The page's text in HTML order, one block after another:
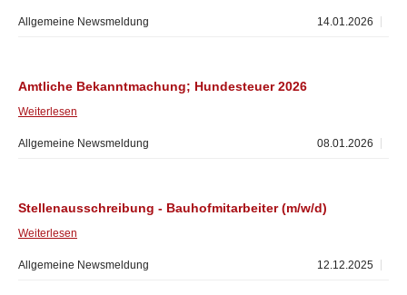
14.01.2026
Allgemeine Newsmeldung
Amtliche Bekanntmachung; Hundesteuer 2026
Weiterlesen
08.01.2026
Allgemeine Newsmeldung
Stellenausschreibung - Bauhofmitarbeiter (m/w/d)
Weiterlesen
12.12.2025
Allgemeine Newsmeldung